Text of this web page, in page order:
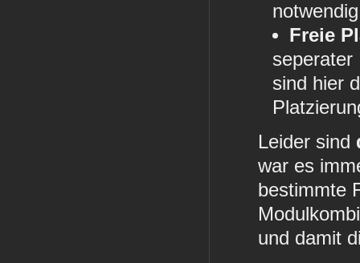
Freie
seperater
sind hier
Leider sind
war es
bestimmte
und damit